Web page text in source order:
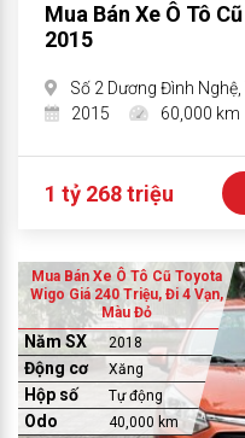
Mua Bán Xe Ô Tô
2015
Số 2 Dương Đình
2015
60,000 km
1 tỷ 268 triệu
Mua Bán Xe Ô Tô Cũ Toyota
Wigo Giá 240 Triệu, Đi 4 Vạn,
Màu Đỏ
Năm SX 2018
Động cơ Xăng
Hộp số Tự động
Odo 40,000 km